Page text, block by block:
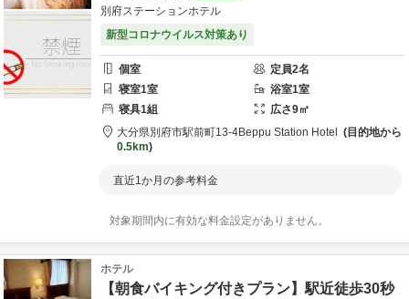
別府ステーションホテル
新型コロナウイルス対策あり
個室 定員2名
寝室1室 浴室1室
寝具1組 広さ9㎡
大分県別府市駅前町13-4Beppu Station Hotel
目的地から
0.5km
直近1か月の参考料金
対象期間内に有効な料金設定がありません。
ホテル
【朝食バイキング付きプラン】駅近徒歩30秒